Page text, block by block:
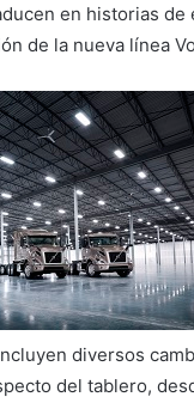
en historias de
de la nueva línea
diversos
del tablero,